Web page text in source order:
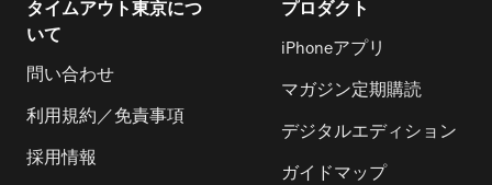
タイムアウト東京につ
いて
問い合わせ
利用規約／免責事項
採用情報
プロダクト
iPhoneアプリ
マガジン定期購読
デジタルエディション
ガイドマップ